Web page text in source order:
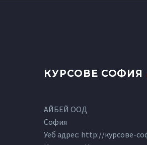
КУРСОВЕ СОФИЯ
АЙБЕЙ ООД
София
Уеб адрес: http://курсове-